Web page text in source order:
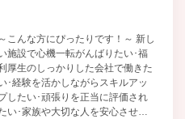
～こんな方にぴったりです！～ 新し
施設で心機一転がんばりたい･福
厚生のしっかりした会社で働きた
･経験を活かしながらスキルアッ
したい･頑張りを正当に評価され
い･家族や大切な人を安心させた